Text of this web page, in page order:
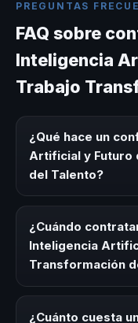
PREGUNTAS
FAQ sobre
Inteligencia
Trabajo
¿Qué hace un
Artificial y Futuro
del Talento?
Trabajo
comparte
este tema en
seminarios. Su
herramientas
¿Cuándo
Inteligencia
Transformación
Artificial y Futuro
¿Cuánto cuesta